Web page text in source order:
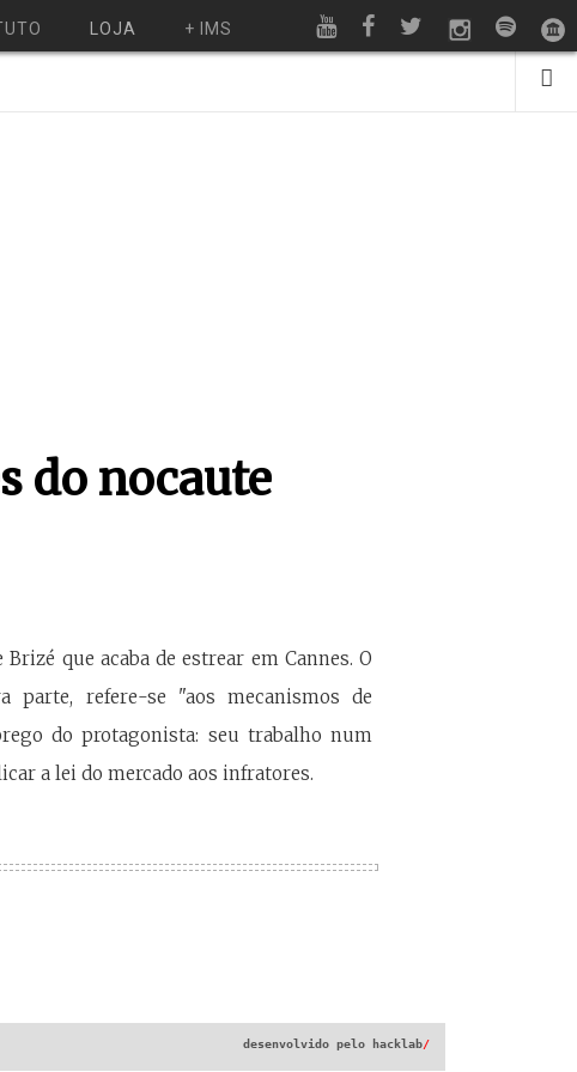
LOJA + IMS
do nocaute
que acaba de estrear em Cannes. O
refere-se "aos mecanismos de
do protagonista: seu trabalho num
a lei do mercado aos infratores.
desenvolvido pelo hacklab/